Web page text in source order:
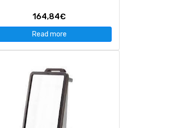
164,84€
Read more